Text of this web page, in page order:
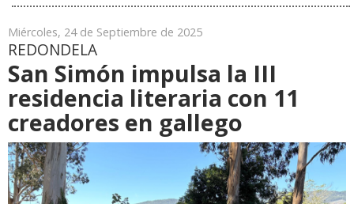
Miércoles, 24 de Septiembre de 2025
REDONDELA
San Simón impulsa la III
residencia literaria con 11
creadores en gallego